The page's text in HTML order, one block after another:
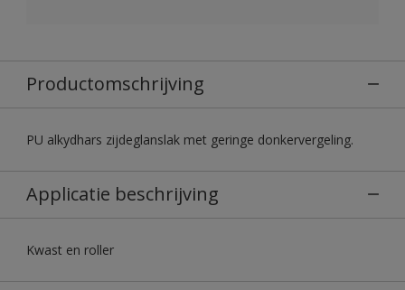
Productomschrijving
PU alkydhars zijdeglanslak met geringe donkervergeling.
Applicatie beschrijving
Kwast en roller